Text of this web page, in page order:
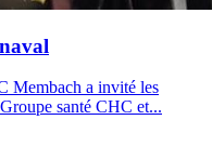
Membach a invité les
santé CHC et...